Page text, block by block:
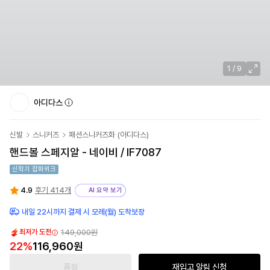
1 / 9
아디다스
신발 스니커즈 패션스니커즈화 (아디다스)
핸드볼 스페지알 - 네이비 / IF7087
신학기 잡화위크
4.9 후기 414개 AI 요약 보기
내일 22시까지 결제 시 모레(월) 도착보장
최저가 도전 149,000원
22%116,960원
품절 재입고 알림 신청